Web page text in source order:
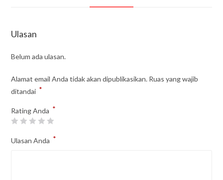
Ulasan
Belum ada ulasan.
Alamat email Anda tidak akan dipublikasikan. Ruas yang wajib
ditandai *
Rating Anda *
Ulasan Anda *